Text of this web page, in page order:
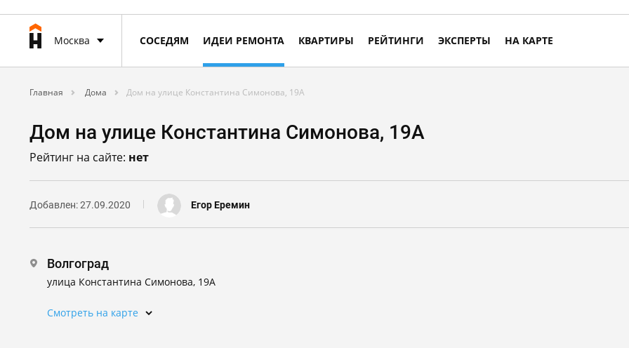
Москва СОСЕДЯМ ИДЕИ РЕМОНТА КВАРТИРЫ РЕЙТИНГИ ЭКСПЕРТЫ НА КАРТЕ
Главная Дома Дом на улице Константина Симонова, 19А
Дом на улице Константина Симонова, 19А
Рейтинг на сайте: нет
Добавлен: 27.09.2020 Егор Еремин
Волгоград
улица Константина Симонова, 19А
Смотреть на карте